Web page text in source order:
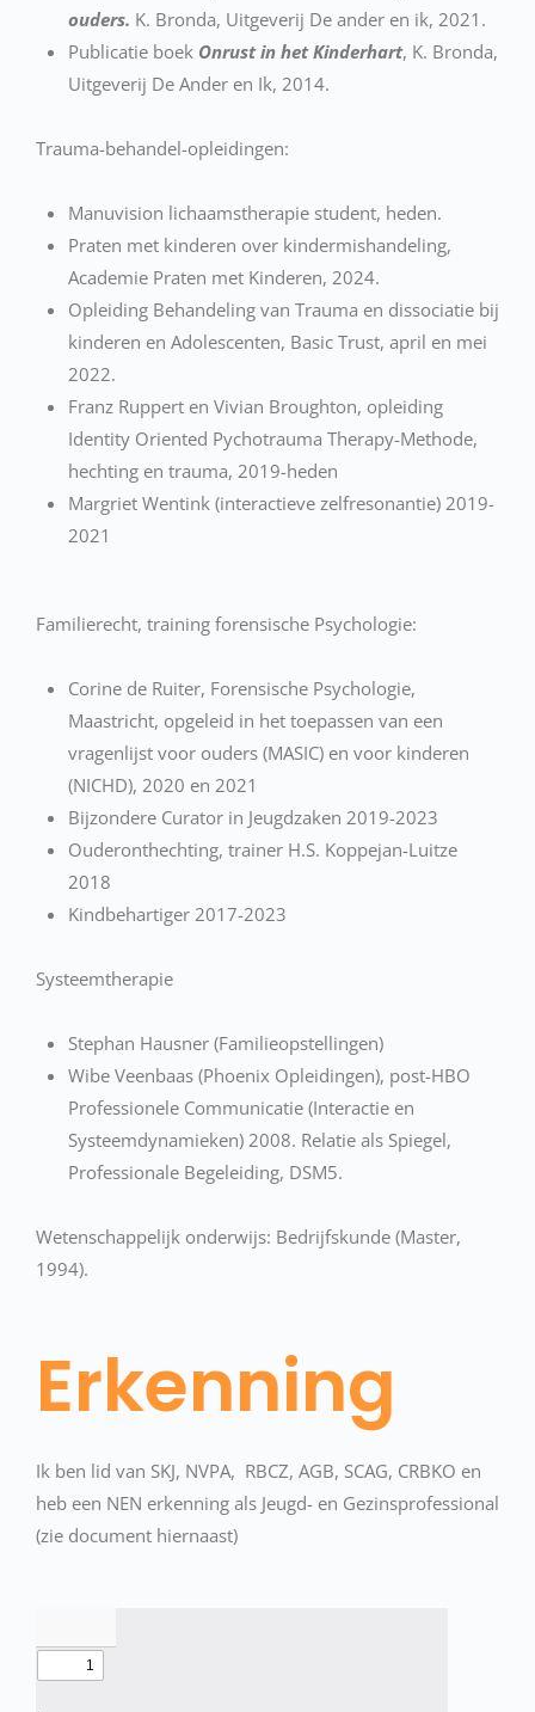
ouders. K. Bronda, Uitgeverij De ander en ik, 2021.
Publicatie boek Onrust in het Kinderhart, K. Bronda,
Uitgeverij De Ander en Ik, 2014.
Trauma-behandel-opleidingen:
Manuvision lichaamstherapie student, heden.
Praten met kinderen over kindermishandeling,
Academie Praten met Kinderen, 2024.
Opleiding Behandeling van Trauma en dissociatie bij
kinderen en Adolescenten, Basic Trust, april en mei
2022.
Franz Ruppert en Vivian Broughton, opleiding
Identity Oriented Pychotrauma Therapy-Methode,
hechting en trauma, 2019-heden
Margriet Wentink (interactieve zelfresonantie) 2019-
2021
Familierecht, training forensische Psychologie:
Corine de Ruiter, Forensische Psychologie,
Maastricht, opgeleid in het toepassen van een
vragenlijst voor ouders (MASIC) en voor kinderen
(NICHD), 2020 en 2021
Bijzondere Curator in Jeugdzaken 2019-2023
Ouderonthechting, trainer H.S. Koppejan-Luitze
2018
Kindbehartiger 2017-2023
Systeemtherapie
Stephan Hausner (Familieopstellingen)
Wibe Veenbaas (Phoenix Opleidingen), post-HBO
Professionele Communicatie (Interactie en
Systeemdynamieken) 2008. Relatie als Spiegel,
Professionale Begeleiding, DSM5.
Wetenschappelijk onderwijs: Bedrijfskunde (Master,
1994).
Erkenning
Ik ben lid van SKJ, NVPA, RBCZ, AGB, SCAG, CRBKO en
heb een NEN erkenning als Jeugd- en Gezinsprofessional
(zie document hiernaast)